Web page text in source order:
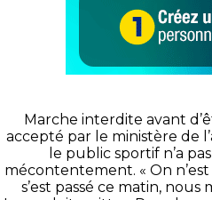
Marche interdite avant
accepté par le ministère de
le public sportif n’a
mécontentement. « On
s’est passé ce matin,